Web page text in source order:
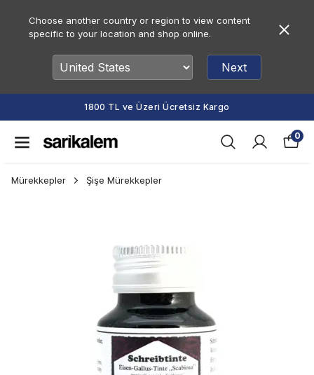
Choose another country or region to view content
specific to your location and shop online.
Next
ve Üzeri Ücretsiz Kargo
0
Mürekkepler Şişe Mürekkepler